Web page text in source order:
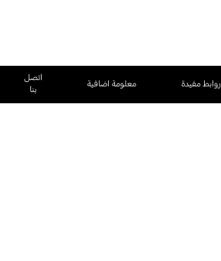
روابط مفيدة معلومة اضافية
اتصل
بنا